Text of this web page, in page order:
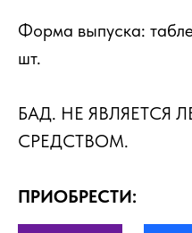
Форма выпуска:
шт.
БАД. НЕ ЯВЛЯЕТСЯ
СРЕДСТВОМ.
ПРИОБРЕСТИ: